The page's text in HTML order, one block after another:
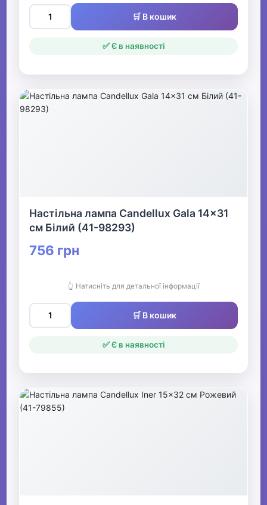
🛒 В кошик
✅ Є в наявності
Настільна лампа Candellux Gala 14x31
см Білий (41-98293)
756 грн
👆 Натисніть для детальної інформації
🛒 В кошик
✅ Є в наявності